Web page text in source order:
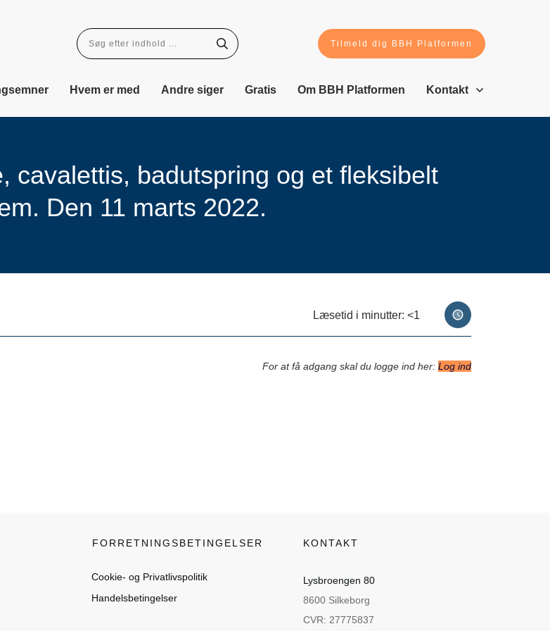
Tilmeld dig BBH Platformen
Hvem er med Andre siger Gratis Om BBH Platformen Kontakt
cavalettis, badutspring og et fleksibelt
Den 11 marts 2022.
Læsetid i minutter: <1
For at få adgang skal du logge ind her: Log ind
FORRETNINGSBETINGELSER
Cookie- og Privatlivspolitik
Handelsbetingelser
KONTAKT
Lysbroengen 80
8600 Silkeborg
CVR: 27775837